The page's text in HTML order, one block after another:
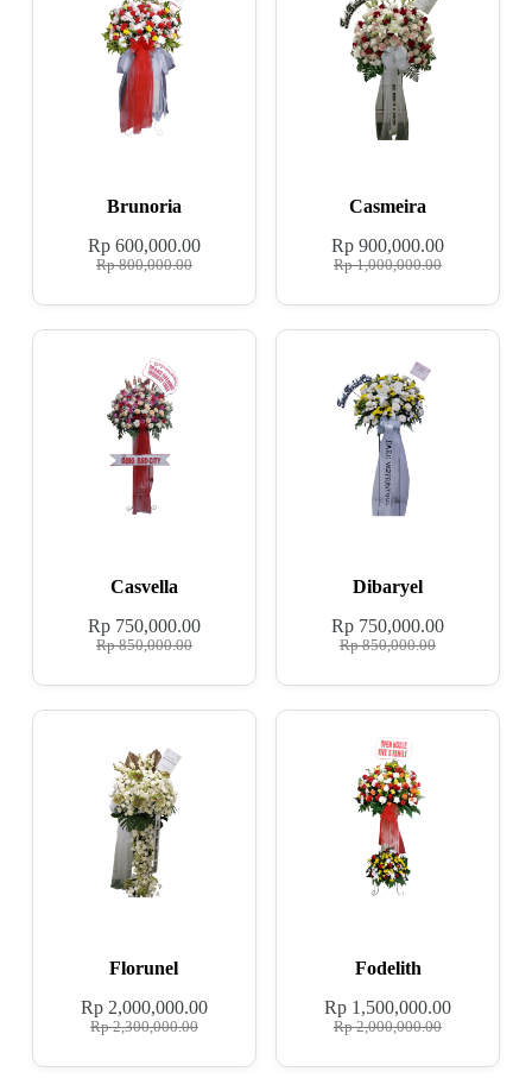
Brunoria
Rp800,000.00
Rp600,000.00
Casmeira
Rp1,000,000.00
Rp 900,000.00
Casvella
Rp850,000.00
Rp750,000.00
Dibaryel
Rp850,000.00
Rp 750,000.00
Florunel
Rp2,300,000.00
Rp2,000,000.00
Fodelith
Rp2,000,000.00
Rp 1,500,000.00